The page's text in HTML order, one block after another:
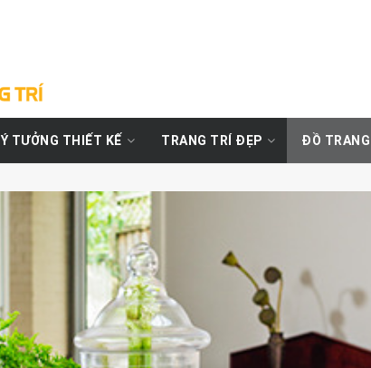
Ý TƯỞNG THIẾT KẾ TRANG TRÍ ĐẸP ĐỒ TRANG